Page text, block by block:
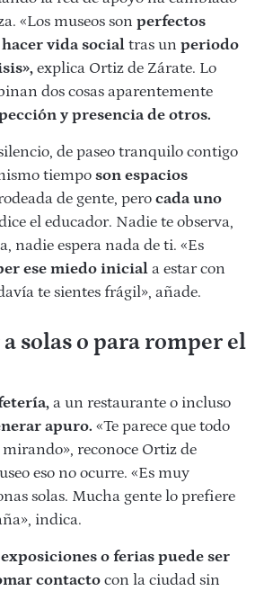
«Los museos son perfectos
vida social tras un periodo
explica Ortiz de Zárate. Lo
dos cosas aparentemente
y presencia de otros.
de paseo tranquilo contigo
tiempo son espacios
de gente, pero cada uno
el educador. Nadie te observa,
nadie espera nada de ti. «Es
ese miedo inicial a estar con
te sientes frágil», añade.
a solas o para romper el
a un restaurante o incluso
apuro. «Te parece que todo
reconoce Ortiz de
eso no ocurre. «Es muy
solas. Mucha gente lo prefiere
indica.
o ferias puede ser
contacto con la ciudad sin